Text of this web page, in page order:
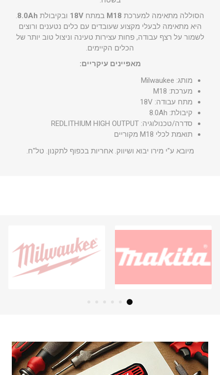
הסוללה מתאימה למערכת M18 במתח 18V ובקיבולת 8.0Ah
.
היא מתאימה לבעלי מקצוע שעובדים עם כלים נטענים ורוצים
לשמור על רצף עבודה, פחות עצירות טעינה וניצול טוב יותר של
הכלים הקיימים.
מאפיינים עיקריים:
מותג: Milwaukee
מערכת: M18
מתח עבודה: 18V
קיבולת: 8.0Ah
סדרה/טכנולוגיה: REDLITHIUM HIGH OUTPUT
תואמת לכלי M18 מקוריים
מיובא ע"י מירו יבוא ושיווק. אחריות בכפוף לתקנון. טל"ח.